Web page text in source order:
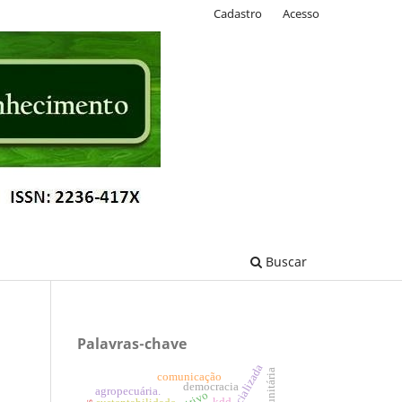
Buscar
Cadastro Acesso
Palavras-chave
democracia
agropecuária.
comunicação